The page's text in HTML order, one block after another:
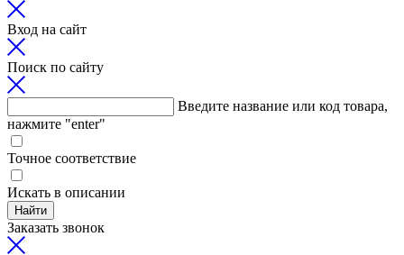
Вход на сайт
Поиск по сайту
Введите название или код товара,
нажмите "enter"
Точное соответствие
Искать в описании
Найти
Заказать звонок